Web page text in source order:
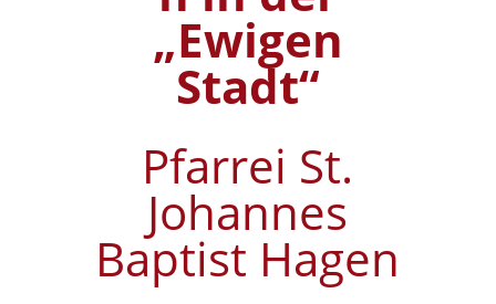
„Ewigen
Stadt“
Pfarrei St.
Johannes
Baptist Hagen